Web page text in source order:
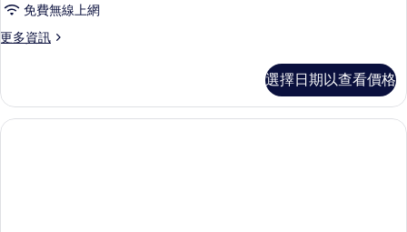
免費無線上網
更多資訊
更
的
詳
情
選擇日期以查看價格